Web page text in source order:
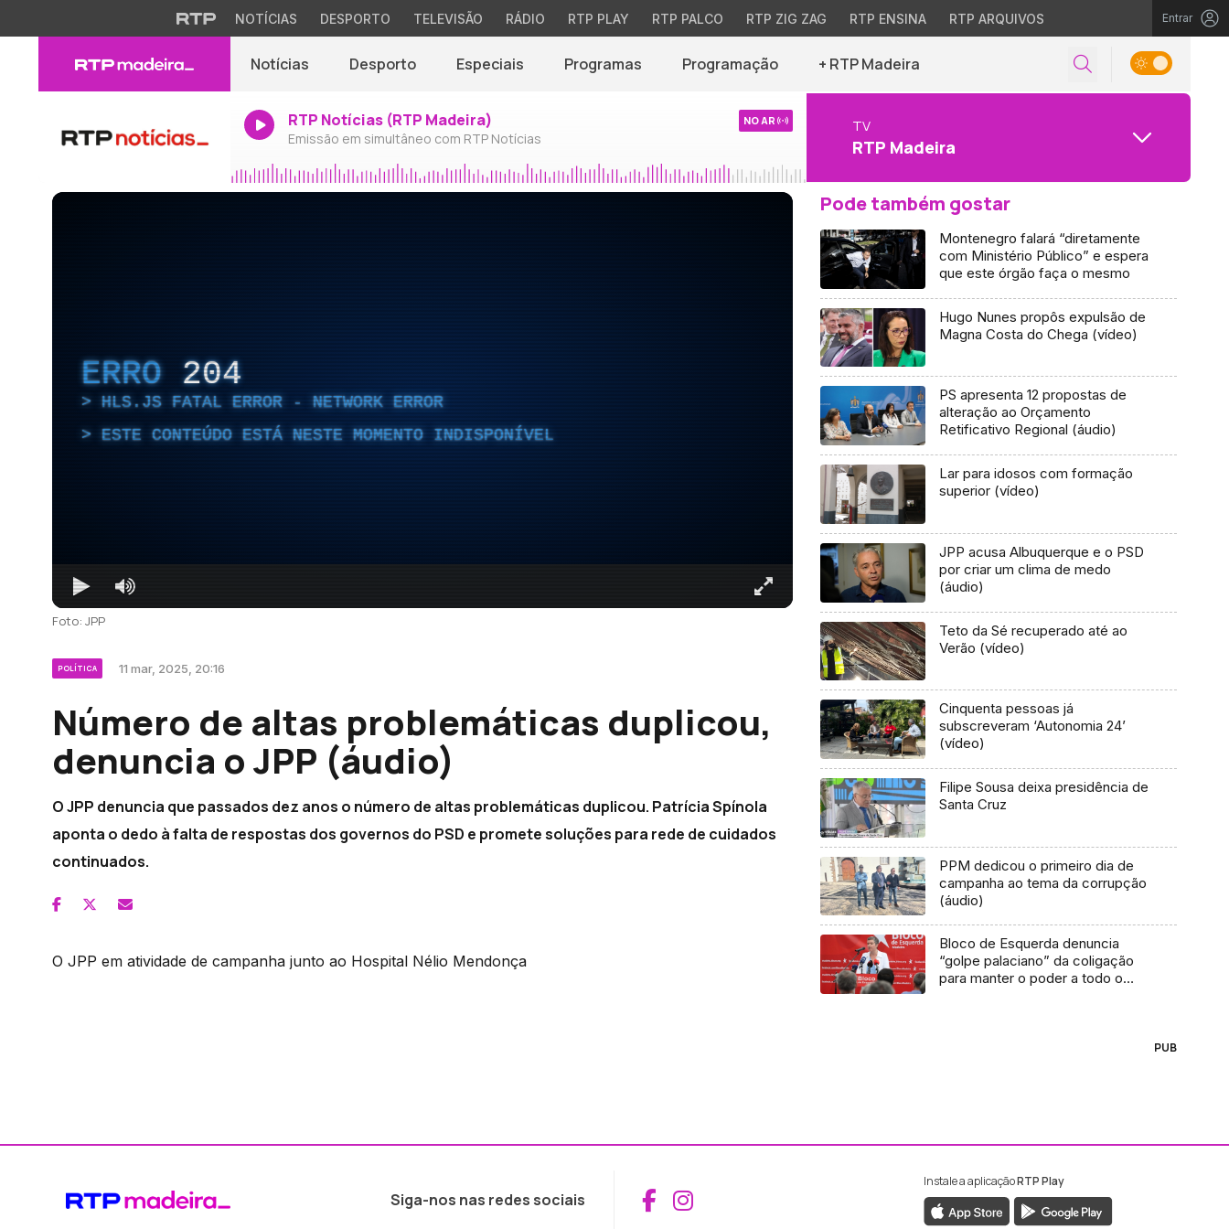
NOTÍCIAS DESPORTO TELEVISÃO RÁDIO RTP PLAY RTP PALCO RTP ZIG ZAG RTP ENSINA RTP ARQUIVOS Entrar
Notícias Desporto Especiais Programas Programação + RTP Madeira
RTP Notícias (RTP Madeira)
Emissão em simultâneo com RTP Notícias
NO AR TV
RTP Madeira
ERRO 204
HLS.JS FATAL ERROR - NETWORK ERROR
ESTE CONTEÚDO ESTÁ NESTE MOMENTO INDISPONÍVEL
Foto: JPP
POLÍTICA 11 mar, 2025, 20:16
Número de altas problemáticas duplicou,
denuncia o JPP (áudio)
O JPP denuncia que passados dez anos o número de altas problemáticas duplicou. Patrícia Spínola
aponta o dedo à falta de respostas dos governos do PSD e promete soluções para rede de cuidados
continuados.
O JPP em atividade de campanha junto ao Hospital Nélio Mendonça
Pode também gostar
Montenegro falará “diretamente
com Ministério Público” e espera
que este órgão faça o mesmo
Hugo Nunes propôs expulsão de
Magna Costa do Chega (vídeo)
PS apresenta 12 propostas de
alteração ao Orçamento
Retificativo Regional (áudio)
Lar para idosos com formação
superior (vídeo)
JPP acusa Albuquerque e o PSD
por criar um clima de medo
(áudio)
Teto da Sé recuperado até ao
Verão (vídeo)
Cinquenta pessoas já
subscreveram ‘Autonomia 24’
(vídeo)
Filipe Sousa deixa presidência de
Santa Cruz
PPM dedicou o primeiro dia de
campanha ao tema da corrupção
(áudio)
Bloco de Esquerda denuncia
“golpe palaciano” da coligação
para manter o poder a todo o
PUB
Siga-nos nas redes sociais Aceder ao Facebook da RTP Madeira
Aceder ao Instagram da RTP Madeira
Instale a aplicaçãoRTP Play